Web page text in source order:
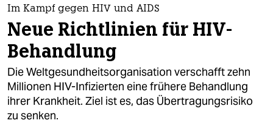
themen
politik
öko
gesellschaft
kultur
Im Kampf gegen HIV und AIDS
Neue Richtlinien für HIV-
Behandlung
Die Weltgesundheitsorganisation verschafft zehn
Millionen HIV-Infizierten eine frühere Behandlung
ihrer Krankheit. Ziel ist es, das Übertragungsrisiko
zu senken.